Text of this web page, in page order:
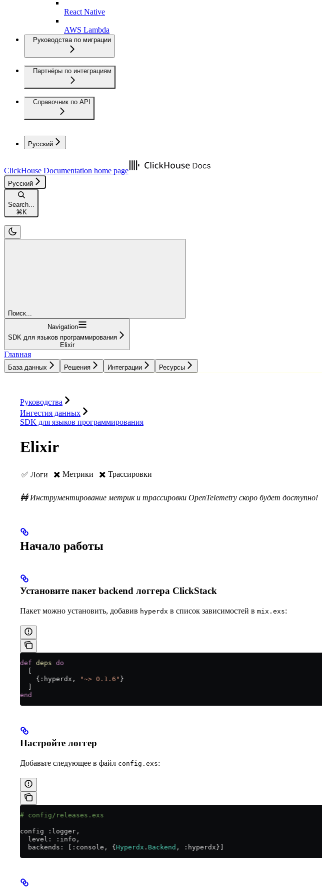
React Native
AWS Lambda
Руководства по миграции
Партнёры по интеграциям
Справочник по API
Русский
ClickHouse Documentation home page
Русский
Search...
⌘ K
Поиск...
Navigation
SDK для языков программирования
Elixir
Главная
База данных Решения Интеграции Ресурсы
Руководства
Ингестия данных
SDK для языков программирования
Elixir
✅ Логи ✖️ Метрики ✖️ Трассировки
🚧 Инструментирование метрик и трассировки OpenTelemetry скоро будет доступно!
Начало работы
Установите пакет backend логгера ClickStack
Пакет можно установить, добавив hyperdx в список зависимостей в mix.exs:
def deps do
    {
:hyperdx , "~> 0.1.6" }
end
Настройте логгер
Добавьте следующее в файл config.exs:
# config/releases.exs
config :logger ,
  level:
:info ,
  backends:
:console , { Hyperdx . Backend , :hyperdx }]